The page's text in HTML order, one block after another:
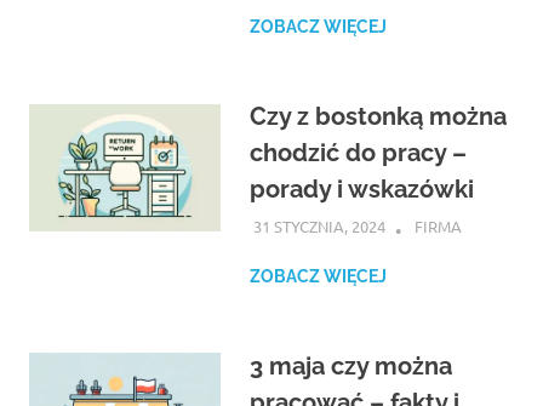
ZOBACZ WIĘCEJ
Czy z bostonką można
chodzić do pracy –
porady i wskazówki
31 STYCZNIA, 2024 ATROX
FIRMA
ZOBACZ WIĘCEJ
3 maja czy można